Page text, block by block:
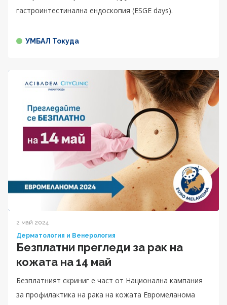
гастроинтестинална ендоскопия (ESGE days).
УМБАЛ Токуда
2 май 2024
Дерматология и Венерология
Безплатни прегледи за рак на
кожата на 14 май
Безплатният скриниг е част от Национална кампания
за профилактика на рака на кожата Евромеланома